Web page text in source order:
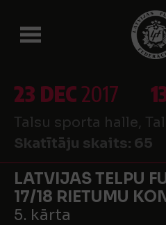
23 DEC2017
Talsu sporta halle,
Skatītāju skaits: 65
LATVIJAS TELPU
17/18 RIETUMU
5. kārta